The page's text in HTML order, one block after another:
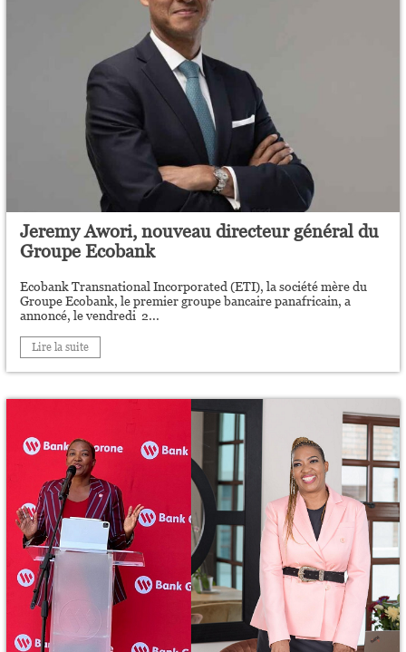
Jeremy Awori, nouveau directeur général du
Groupe Ecobank
Ecobank Transnational Incorporated (ETI), la société mère du
Groupe Ecobank, le premier groupe bancaire panafricain, a
annoncé, le vendredi 2...
Lire la suite